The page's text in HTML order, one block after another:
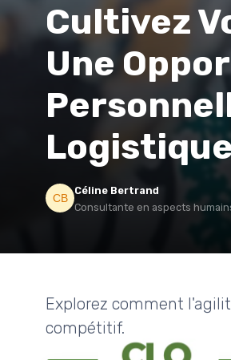
Cultivez
Une
Céline Bertrand
Consultante en aspects
Explorez comment
compétitif.